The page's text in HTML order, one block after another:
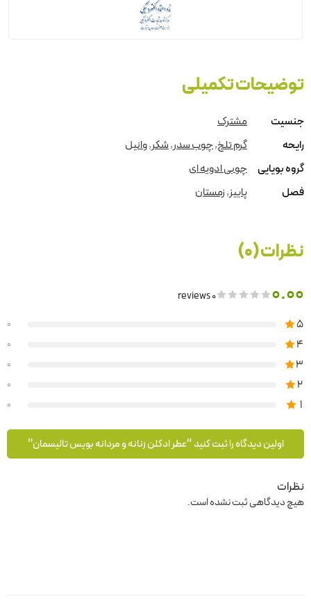
توضیحات تکمیلی
جنسیت
مشترک
رایحه
گرم تلخ,چوب سدر,شکر,وانیل
گروه بویایی
چوبی ادویه ای
فصل
پاییز,زمستان
نظرات (0)
0.00
0 reviews
5
0
4
0
3
0
2
0
1
0
اولین دیدگاه را ثبت کنید “عطر ادکلن زنانه و مردانه بویس تالیسمان”
نظرات
هیچ دیدگاهی ثبت نشده است.